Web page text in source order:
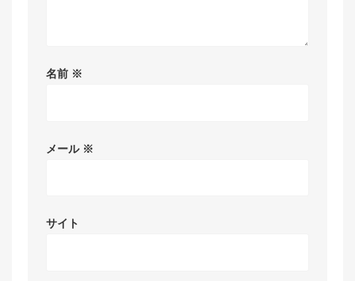
名前 ※
メール ※
サイト